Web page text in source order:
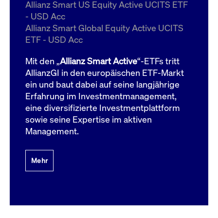
Allianz Smart US Equity Active UCITS ETF
- USD Acc
Allianz Smart Global Equity Active UCITS
ETF - USD Acc
Mit den „Allianz Smart Active“-ETFs tritt
AllianzGI in den europäischen ETF-Markt
ein und baut dabei auf seine langjährige
Erfahrung im Investmentmanagement,
eine diversifizierte Investmentplattform
sowie seine Expertise im aktiven
Management.
Mehr
ApplicationGatewayAffinityCORS
boerse.com
Domain
bis